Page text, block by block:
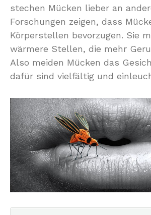
stechen Mücken lieber an
Forschungen zeigen, dass
Körperstellen bevorzugen. Sie
wärmere Stellen, die mehr
Also meiden Mücken das
dafür sind vielfältig und